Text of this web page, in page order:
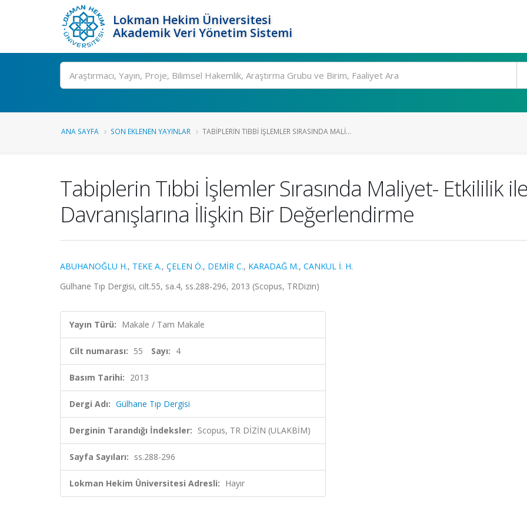
Lokman Hekim Üniversitesi
Akademik Veri Yönetim Sistemi
Ara
ANA SAYFA SON EKLENEN YAYINLAR TABIPLERIN TIBBI İŞLEMLER SIRASINDA MALI...
Tabiplerin Tıbbi İşlemler Sırasında Maliyet- Etkililik
Davranışlarına İlişkin Bir Değerlendirme
ABUHANOĞLU H., TEKE A., ÇELEN Ö., DEMİR C., KARADAĞ M., CANKUL İ. H.
Gülhane Tıp Dergisi, cilt.55, sa.4, ss.288-296, 2013 (Scopus, TRDizin)
Yayın Türü: Makale / Tam Makale
Cilt numarası: 55 Sayı: 4
Basım Tarihi: 2013
Dergi Adı: Gülhane Tıp Dergisi
Derginin Tarandığı İndeksler: Scopus, TR DİZİN (ULAKBİM)
Sayfa Sayıları: ss.288-296
Lokman Hekim Üniversitesi Adresli: Hayır